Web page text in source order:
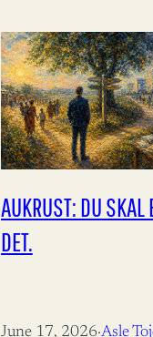
AUKRUST: DU SKAL
DET.
June 17, 2026·Asle